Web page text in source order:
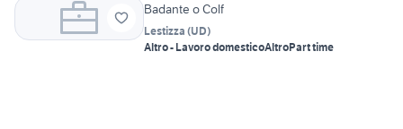
Badante o Colf
Lestizza (UD)
Altro - Lavoro domesticoAltroPart time